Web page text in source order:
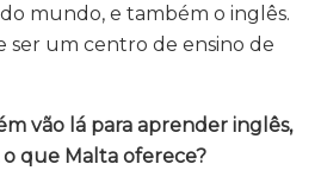
mundo, e também o inglês.
ser um centro de ensino de
vão lá para aprender inglês,
que Malta oferece?